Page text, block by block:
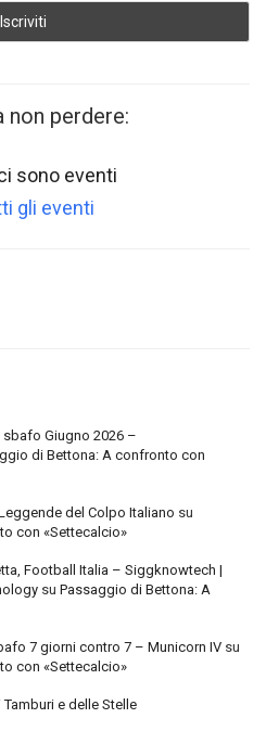
non perdere:
sono eventi
gli eventi
Giugno 2026 –
di Bettona: A confronto con
del Colpo Italiano su
con «Settecalcio»
Football Italia – Siggknowtech |
su Passaggio di Bettona: A
7 giorni contro 7 – Municorn IV su
con «Settecalcio»
e delle Stelle